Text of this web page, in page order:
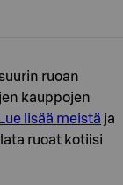
ruoan
kauppojen
Lue lisää meistä ja
ruoat kotiisi